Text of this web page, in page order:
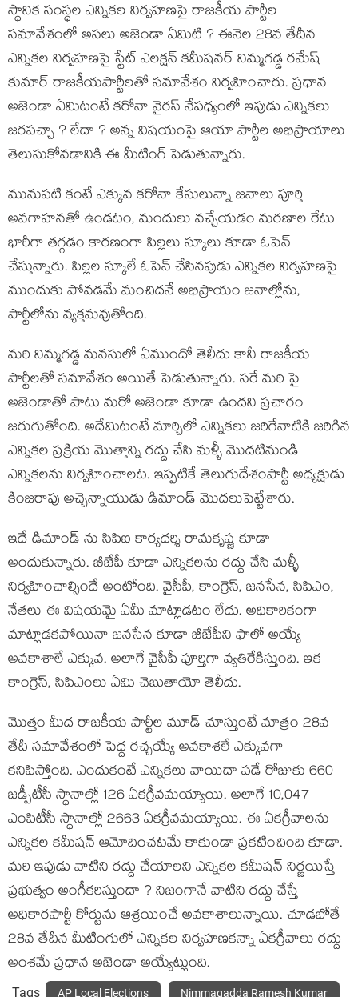
స్ధానిక సంస్ధల ఎన్నికల నిర్వహణపై రాజకీయ పార్టీల
సమావేశంలో అసలు అజెండా ఏమిటి ? ఈనెల 28వ తేదీన
ఎన్నికల నిర్వహణపై స్టేట్ ఎలక్షన్ కమీషనర్ నిమ్మగడ్డ రమేష్
కుమార్ రాజకీయపార్టీలతో సమావేశం నిర్వహించారు. ప్రధాన
అజెండా ఏమిటంటే కరోనా వైరస్ నేపధ్యంలో ఇపుడు ఎన్నికలు
జరపచ్చా ? లేదా ? అన్న విషయంపై ఆయా పార్టీల అభిప్రాయాలు
తెలుసుకోవడానికి ఈ మీటింగ్ పెడుతున్నారు.
మునుపటి కంటే ఎక్కువ కరోనా కేసులున్నా జనాలు పూర్తి
అవగాహనతో ఉండటం, మందులు వచ్చేయడం మరణాల రేటు
భారీగా తగ్గడం కారణంగా పిల్లలు స్కూలు కూడా ఓపెన్
చేస్తున్నారు. పిల్లల స్కూలే ఓపెన్ చేసినపుడు ఎన్నికల నిర్వహణపై
ముందుకు పోవడమే మంచిదనే అభిప్రాయం జనాల్లోను,
పార్టీలోను వ్యక్తమవుతోంది.
మరి నిమ్మగడ్డ మనసులో ఏముందో తెలీదు కానీ రాజకీయ
పార్టీలతో సమావేశం అయితే పెడుతున్నారు. సరే మరి పై
అజెండాతో పాటు మరో అజెండా కూడా ఉందని ప్రచారం
జరుగుతోంది. అదేమిటంటే మార్చిలో ఎన్నికలు జరిగేనాటికి జరిగిన
ఎన్నికల ప్రక్రియ మొత్తాన్ని రద్దు చేసి మళ్ళీ మొదటినుండి
ఎన్నికలను నిర్వహించాలట. ఇప్పటికే తెలుగుదేశంపార్టీ అధ్యక్షుడు
కింజరాపు అచ్చెన్నాయుడు డిమాండ్ మొదలుపెట్టేశారు.
ఇదే డిమాండ్ ను సిపిఐ కార్యదర్శి రామకృష్ణ కూడా
అందుకున్నారు. బీజేపీ కూడా ఎన్నికలను రద్దు చేసి మళ్ళీ
నిర్వహించాల్సిందే అంటోంది. వైసీపీ, కాంగ్రెస్, జనసేన, సిపిఎం,
నేతలు ఈ విషయమై ఏమీ మాట్లాడటం లేదు. అధికారికంగా
మాట్లాడకపోయినా జనసేన కూడా బీజేపీని ఫాలో అయ్యే
అవకాశాలే ఎక్కువ. అలాగే వైసీపీ పూర్తిగా వ్యతిరేకిస్తుంది. ఇక
కాంగ్రెస్, సిపిఎంలు ఏమి చెబుతాయో తెలీదు.
మొత్తం మీద రాజకీయ పార్టీల మూడ్ చూస్తుంటే మాత్రం 28వ
తేదీ సమావేశంలో పెద్ద రచ్చయ్యే అవకాశలే ఎక్కువగా
కనిపిస్తోంది. ఎందుకంటే ఎన్నికలు వాయిదా పడే రోజుకు 660
జడ్పీటీసీ స్ధానాల్లో 126 ఏకగ్రీవమయ్యాయి. అలాగే 10,047
ఎంపిటీసీ స్ధానాల్లో 2663 ఏకగ్రీవమయ్యాయి. ఈ ఏకగ్రీవాలను
ఎన్నికల కమీషన్ ఆమోదించటమే కాకుండా ప్రకటించింది కూడా.
మరి ఇపుడు వాటిని రద్దు చేయాలని ఎన్నికల కమీషన్ నిర్ణయిస్తే
ప్రభుత్వం అంగీకరిస్తుందా ? నిజంగానే వాటిని రద్దు చేస్తే
అధికారపార్టీ కోర్టును ఆశ్రయించే అవకాశాలున్నాయి. చూడబోతే
28వ తేదీన మీటింగులో ఎన్నికల నిర్వహణకన్నా ఏకగ్రీవాలు రద్దు
అంశమే ప్రధాన అజెండా అయ్యేట్లుంది.
Tags AP Local Elections Nimmagadda Ramesh Kumar